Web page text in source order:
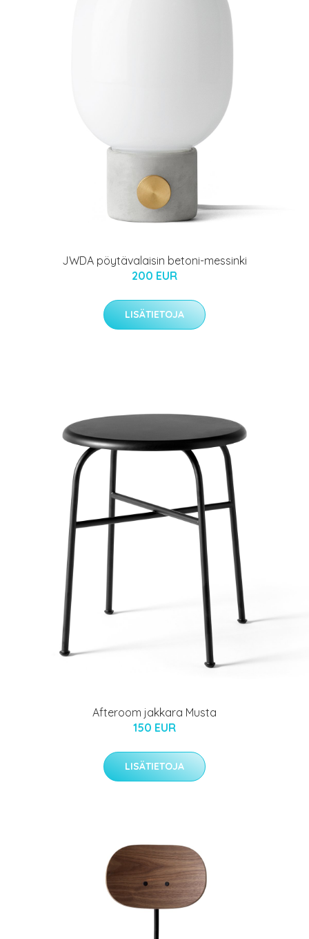
JWDA pöytävalaisin betoni-messinki
200 EUR
LISÄTIETOJA
Afteroom jakkara Musta
150 EUR
LISÄTIETOJA